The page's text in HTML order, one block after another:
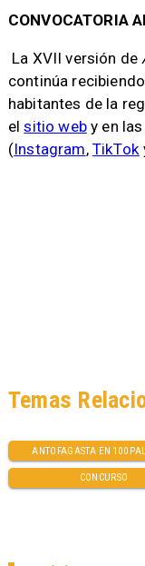
CONVOCATORIA
La XVII versión de
continúa
habitantes de la
elsitio weby en
(Instagram, TikTok
ANTOFAGASTA EN 100
CONCURSO
Temas